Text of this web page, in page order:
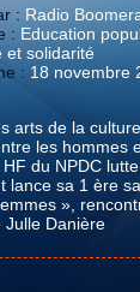
: Radio
: Education
et solidarité
: 18 novembre
arts de la
les hommes
du NPDC
lance sa 1 ère
»,
Julle Danière